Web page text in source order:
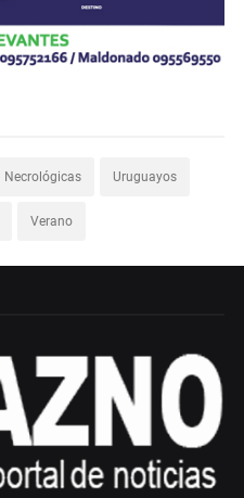
Necrológicas Uruguayos
Verano